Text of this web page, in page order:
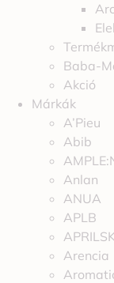
Baba-
Akció
Márkák
A’Pieu
Abib
Anlan
ANUA
APLB
Arencia